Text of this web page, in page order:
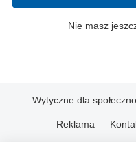
Nie masz
Wytyczne dla
Reklama